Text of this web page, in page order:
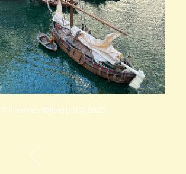
© Thomas Wilberg (C) 2023